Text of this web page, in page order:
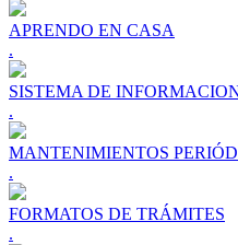
APRENDO EN CASA
.
SISTEMA DE
.
MANTENIMIENTOS
.
FORMATOS DE TRÁMITES
.